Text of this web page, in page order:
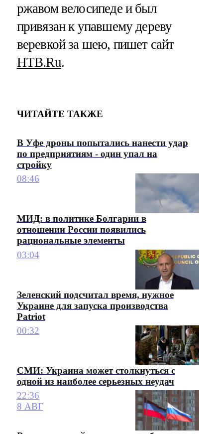
ржавом велосипеде и был
привязан к упавшему дереву
веревкой за шею, пишет сайт
НТВ.Ru.
ЧИТАЙТЕ ТАКЖЕ
В Уфе дроны попытались нанести удар
по предприятиям - один упал на
стройку
08:46
МИД: в политике Болгарии в
отношении России появились
рациональные элементы
03:04
Зеленский подсчитал время, нужное
Украине для запуска производства
Patriot
00:32
СМИ: Украина может столкнуться с
одной из наиболее серьезных неудач
22:36
8 АВГ